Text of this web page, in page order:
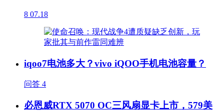
8 07.18
iqoo7电池多大？vivo iQOO手机电池容量？
问答 4
必恩威RTX 5070 OC三风扇显卡上市，579美